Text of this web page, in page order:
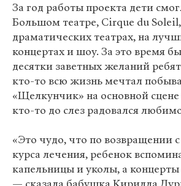
За год работы проекта дети
Большом театре, Cirque du
драматических театрах, на
концертах и шоу. За это время
десятки заветных желаний
кто-то всю жизнь мечтал
«Щелкунчик» на основной
кто-то до слез радовался
«Это чудо, что по возвращении
курса лечения, ребенок
капельницы и уколы, а концерты